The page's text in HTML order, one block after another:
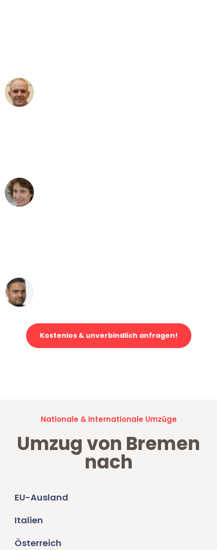
Kostenlos & unverbindlich anfragen!
Nationale & Internationale Umzüge
Umzug von Bremen
nach
EU-Ausland
Italien
Österreich